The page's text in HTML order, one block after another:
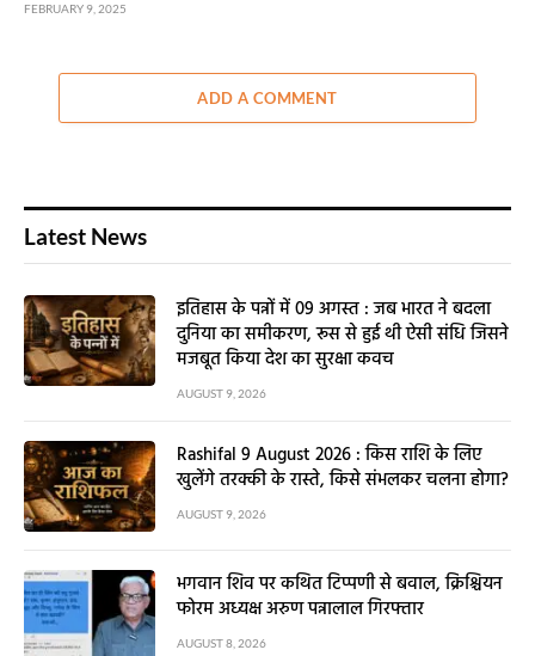
FEBRUARY 9, 2025
ADD A COMMENT
Latest News
इतिहास के पन्नों में 09 अगस्त : जब भारत ने बदला
दुनिया का समीकरण, रूस से हुई थी ऐसी संधि जिसने
मजबूत किया देश का सुरक्षा कवच
AUGUST 9, 2026
Rashifal 9 August 2026 : किस राशि के लिए
खुलेंगे तरक्की के रास्ते, किसे संभलकर चलना होगा?
AUGUST 9, 2026
भगवान शिव पर कथित टिप्पणी से बवाल, क्रिश्चियन
फोरम अध्यक्ष अरुण पन्नालाल गिरफ्तार
AUGUST 8, 2026